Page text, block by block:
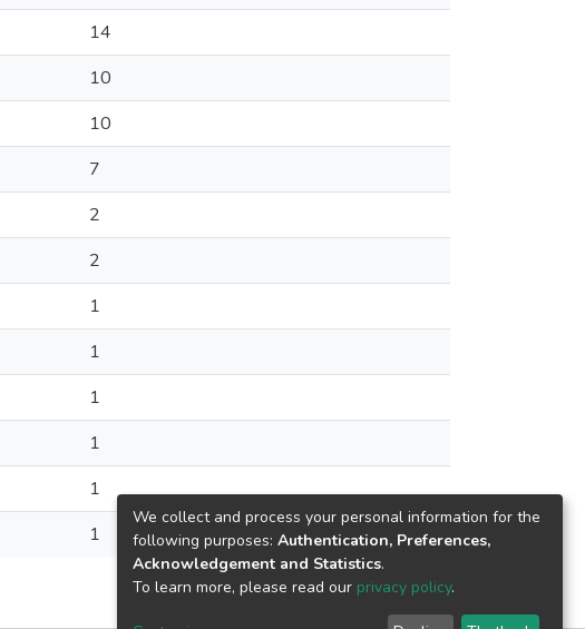
14
10
10
7
2
2
1
1
1
1
1
1
We collect and process your personal information for the
following purposes: Authentication, Preferences,
Acknowledgement and Statistics.
To learn more, please read our privacy policy.